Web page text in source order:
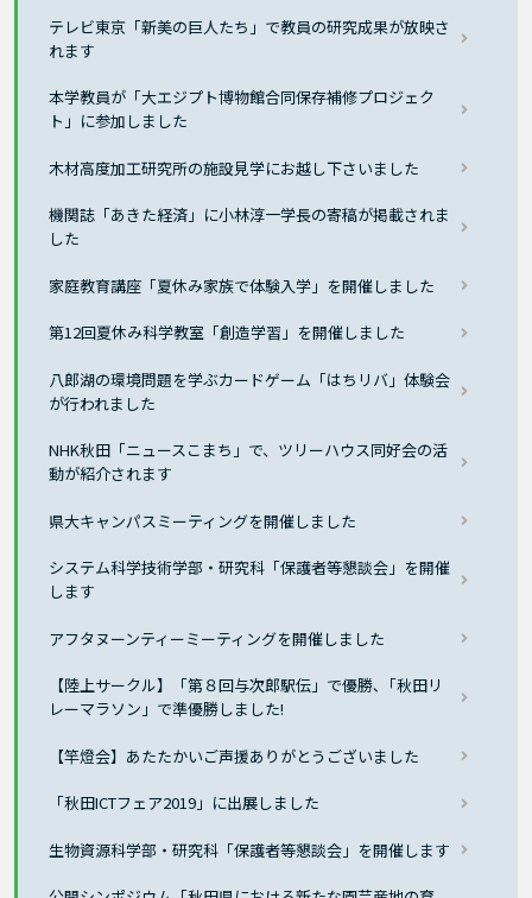
テレビ東京「新美の巨人たち」で教員の研究成果が放映さ
れます
本学教員が「大エジプト博物館合同保存補修プロジェク
ト」に参加しました
木材高度加工研究所の施設見学にお越し下さいました
機関誌「あきた経済」に小林淳一学長の寄稿が掲載されま
した
家庭教育講座「夏休み家族で体験入学」を開催しました
第12回夏休み科学教室「創造学習」を開催しました
八郎湖の環境問題を学ぶカードゲーム「はちリバ」体験会
が行われました
NHK秋田「ニュースこまち」で、ツリーハウス同好会の活
動が紹介されます
県大キャンパスミーティングを開催しました
システム科学技術学部・研究科「保護者等懇談会」を開催
します
アフタヌーンティーミーティングを開催しました
【陸上サークル】「第８回与次郎駅伝」で優勝､「秋田リ
レーマラソン」で準優勝しました!
【竿燈会】あたたかいご声援ありがとうございました
「秋田ICTフェア2019」に出展しました
生物資源科学部・研究科「保護者等懇談会」を開催します